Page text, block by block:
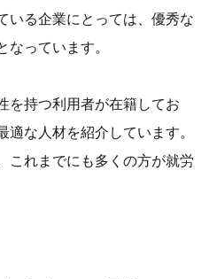
いる企業にとっては、優秀な
なっています。
を持つ利用者が在籍してお
適な人材を紹介しています。
これまでにも多くの方が就労